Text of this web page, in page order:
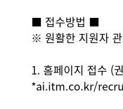
■ 접수방법 ■
※ 원활한 지원자
1. 홈페이지 접수 (
*ai.itm.co.kr/